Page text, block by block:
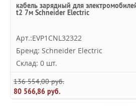
кабель зарядный для
t2 7м Schneider Electric
Арт.:EVP1CNL32322
Бренд: Schneider Electric
Склад: 0 шт.
136 554,00 руб.
80 566,86 руб.